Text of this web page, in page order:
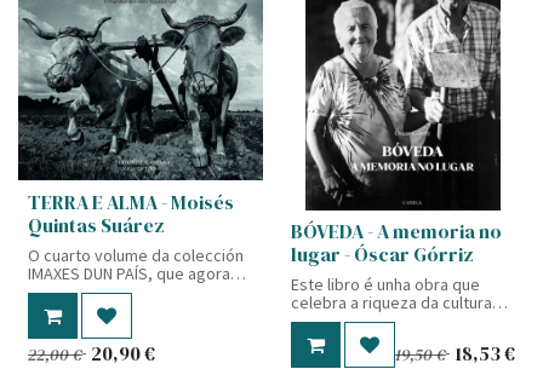
TERRA E ALMA - Moisés
Quintas Suárez
O cuarto volume da colección
IMAXES DUN PAÍS, que agora
sae á luz na súa segunda
edición revisada, contén 226
fotografías das que 219 foron
tiradas en branco e negro por
Edelmiro Méndez entre os
22,00€ 20,90€
BÓVEDA - A memoria no
lugar - Óscar Górriz
Este libro é unha obra que
celebra a riqueza da cultura
galega mediante un proxecto
etnográfico, fotográfico e
musical levado a cabo por
19,50€ 18,53€